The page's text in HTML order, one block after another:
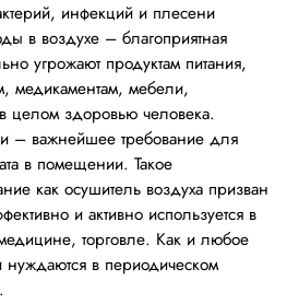
инфекций и плесени
в воздухе – благоприятная
угрожают продуктам питания,
медикаментам, мебели,
целом здоровью человека.
– важнейшее требование для
в помещении. Такое
как осушитель воздуха призван
и активно используется в
торговле. Как и любое
в периодическом